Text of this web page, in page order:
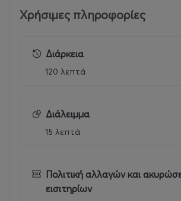
και κοιμούνται ήσυχοι, υφαίνοντας ένα
αλληλοεξόντωσης.
«Μπαμπάδες με ρούμι» 2026! Ποιος θα
ζωντανός να πάρει την περιουσία;
Παραγωγή: Αθηναϊκά Θέατρα
Διεύθυνση Marketing:
Χρήσιμες πληροφορίες
Διάρκεια
120 λεπτά
Διάλειμμα
15 λεπτά
Πολιτική αλλαγών και
εισιτηρίων